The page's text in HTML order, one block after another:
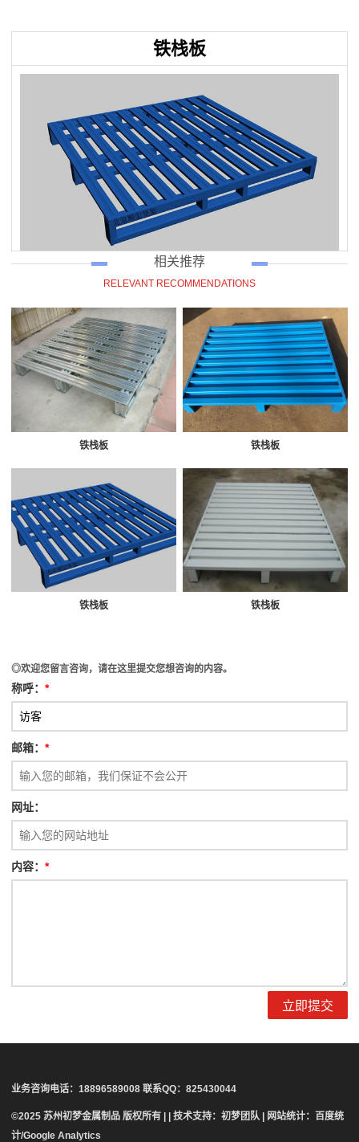
铁栈板
相关推荐
RELEVANT RECOMMENDATIONS
铁栈板 铁栈板
铁栈板 铁栈板
◎欢迎您留言咨询，请在这里提交您想咨询的内容。
称呼： *
邮箱： *
网址：
内容： *
业务咨询电话：18896589008 联系QQ：825430044
©2025 苏州初梦金属制品 版权所有 | | 技术支持：初梦团队 | 网站统计：百度统
计/Google Analytics